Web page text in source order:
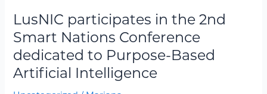
LusNIC participates in the 2nd
Smart Nations Conference
dedicated to Purpose-Based
Artificial Intelligence